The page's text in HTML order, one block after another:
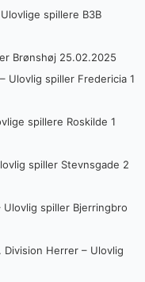
spillere B3B
Brønshøj 25.02.2025
Ulovlig spiller Fredericia 1
spillere Roskilde 1
spiller Stevnsgade 2
spiller Bjerringbro
Herrer – Ulovlig